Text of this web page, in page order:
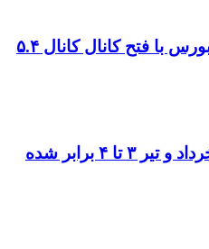
*رکوردشکنی تاریخی بورس با فتح کانال کانال ۵.۴
*چرا قبض آب و برق خرداد و تیر ۳ تا ۴ برابر شده